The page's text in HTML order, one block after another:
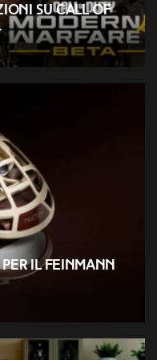
su Call of
il Feinmann